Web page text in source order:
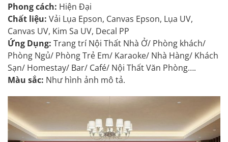
Phong cách: Hiện Đại
Chất liệu: Vải Lụa Epson, Canvas Epson, Lụa UV,
Canvas UV, Kim Sa UV, Decal PP
Ứng Dụng: Trang trí Nội Thất Nhà Ở/ Phòng khách/
Phòng Ngủ/ Phòng Trẻ Em/ Karaoke/ Nhà Hàng/ Khách
Sạn/ Homestay/ Bar/ Café/ Nội Thất Văn Phòng….
Màu sắc: Như hình ảnh mô tả.